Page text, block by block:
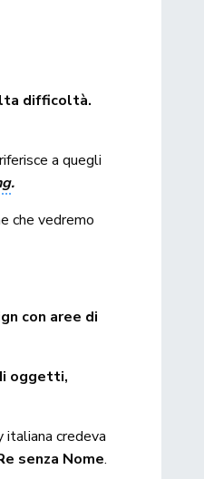
difficoltà.
a quegli
.
che vedremo
con aree di
oggetti,
italiana credeva
senza Nome.